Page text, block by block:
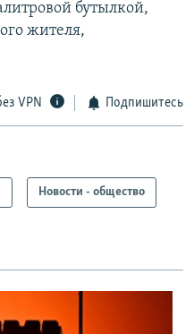
бутылкой,
жителя,
VPN Подпишитесь
Новости - общество